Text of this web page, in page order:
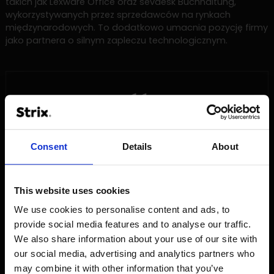
Consent Details About
This website uses cookies
We use cookies to personalise content and ads, to
provide social media features and to analyse our traffic.
We also share information about your use of our site with
our social media, advertising and analytics partners who
may combine it with other information that you’ve
wykorzystywanych przez sprzedawców na rynkach
międzynarodowych. To dodatkowo umacnia pozycję firmy
jako partnera o silnym zapleczu technologicznym.
Eshop Guide to idealne strategiczne
dopasowanie do Strix. To jeden z
realizacji, mocnym zapleczem
aplikacyjnym i doświadczonym zespołem.
Przejęcie wzmacnia nasze kompetencje w
obszarze Shopify, znacząco rozszerza
naszą obecność w Niemczech i wspiera
naszą ambicję, by stać się wiodącą